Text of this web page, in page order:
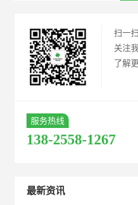
扫一扫
关注
了解
服务热线
138-2558-1267
最新资讯